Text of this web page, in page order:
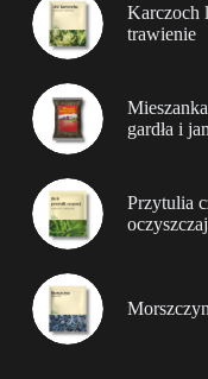
Karczoch
trawienie
gardła i
Przytulia